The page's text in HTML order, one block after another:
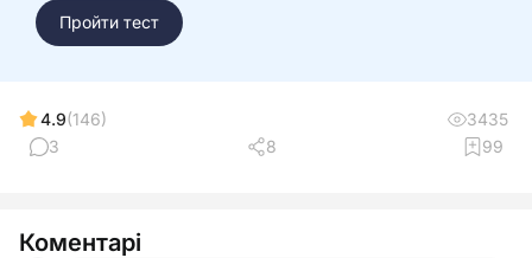
Пройти тест
4.9(146)
3435
3
8 99
Коментарі